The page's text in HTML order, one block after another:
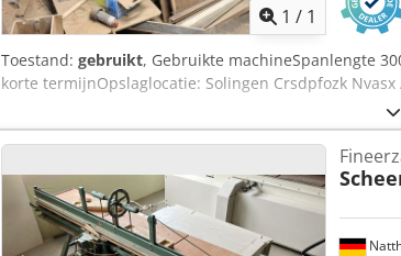
1 / 1
Toestand: gebruikt, Gebruikte machineSpanlengte
korte termijnOpslaglocatie: Solingen Crsdpfozk Nvasx